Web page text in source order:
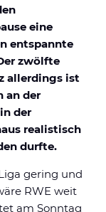
eine
entspannte
zwölfte
allerdings ist
an der
der
realistisch
durfte.
gering und
RWE weit
am Sonntag